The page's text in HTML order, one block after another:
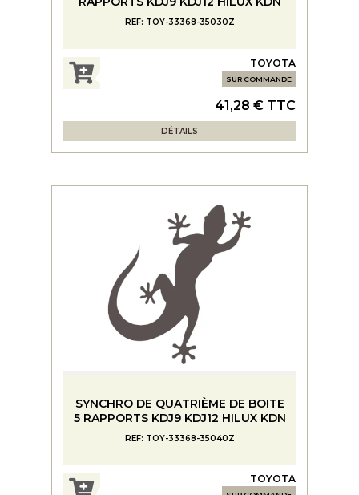
REF: TOY-33368-35030Z
TOYOTA
SUR COMMANDE
41,28 € TTC
DÉTAILS
SYNCHRO DE QUATRIÈME DE BOITE
5 RAPPORTS KDJ9 KDJ12 HILUX KDN
REF: TOY-33368-35040Z
TOYOTA